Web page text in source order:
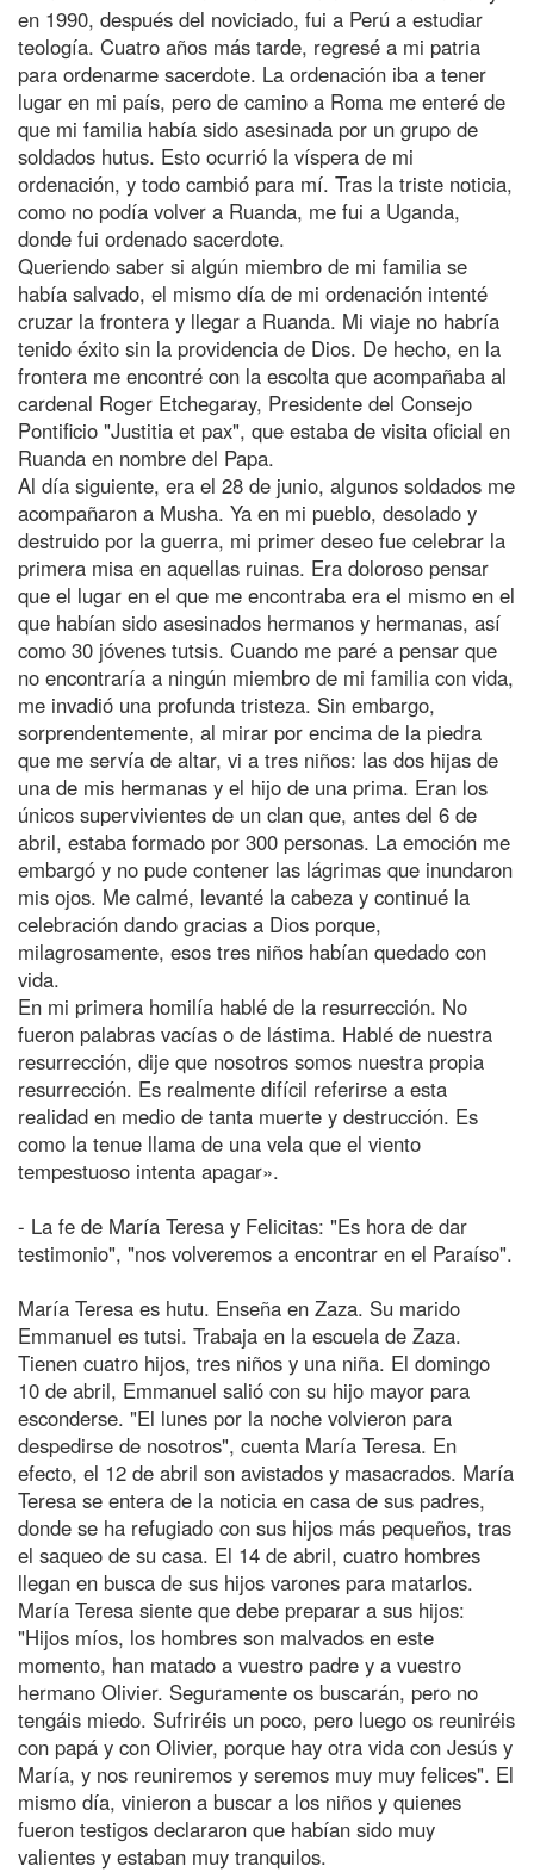
en 1990, después del noviciado, fui a Perú a estudiar
teología. Cuatro años más tarde, regresé a mi patria
para ordenarme sacerdote. La ordenación iba a tener
lugar en mi país, pero de camino a Roma me enteré de
que mi familia había sido asesinada por un grupo de
soldados hutus. Esto ocurrió la víspera de mi
ordenación, y todo cambió para mí. Tras la triste noticia,
como no podía volver a Ruanda, me fui a Uganda,
donde fui ordenado sacerdote.
Queriendo saber si algún miembro de mi familia se
había salvado, el mismo día de mi ordenación intenté
cruzar la frontera y llegar a Ruanda. Mi viaje no habría
tenido éxito sin la providencia de Dios. De hecho, en la
frontera me encontré con la escolta que acompañaba al
cardenal Roger Etchegaray, Presidente del Consejo
Pontificio "Justitia et pax", que estaba de visita oficial en
Ruanda en nombre del Papa.
Al día siguiente, era el 28 de junio, algunos soldados me
acompañaron a Musha. Ya en mi pueblo, desolado y
destruido por la guerra, mi primer deseo fue celebrar la
primera misa en aquellas ruinas. Era doloroso pensar
que el lugar en el que me encontraba era el mismo en el
que habían sido asesinados hermanos y hermanas, así
como 30 jóvenes tutsis. Cuando me paré a pensar que
no encontraría a ningún miembro de mi familia con vida,
me invadió una profunda tristeza. Sin embargo,
sorprendentemente, al mirar por encima de la piedra
que me servía de altar, vi a tres niños: las dos hijas de
una de mis hermanas y el hijo de una prima. Eran los
únicos supervivientes de un clan que, antes del 6 de
abril, estaba formado por 300 personas. La emoción me
embargó y no pude contener las lágrimas que inundaron
mis ojos. Me calmé, levanté la cabeza y continué la
celebración dando gracias a Dios porque,
milagrosamente, esos tres niños habían quedado con
vida.
En mi primera homilía hablé de la resurrección. No
fueron palabras vacías o de lástima. Hablé de nuestra
resurrección, dije que nosotros somos nuestra propia
resurrección. Es realmente difícil referirse a esta
realidad en medio de tanta muerte y destrucción. Es
como la tenue llama de una vela que el viento
tempestuoso intenta apagar».
- La fe de María Teresa y Felicitas: "Es hora de dar
testimonio", "nos volveremos a encontrar en el Paraíso".
María Teresa es hutu. Enseña en Zaza. Su marido
Emmanuel es tutsi. Trabaja en la escuela de Zaza.
Tienen cuatro hijos, tres niños y una niña. El domingo
10 de abril, Emmanuel salió con su hijo mayor para
esconderse. "El lunes por la noche volvieron para
despedirse de nosotros", cuenta María Teresa. En
efecto, el 12 de abril son avistados y masacrados. María
Teresa se entera de la noticia en casa de sus padres,
donde se ha refugiado con sus hijos más pequeños, tras
el saqueo de su casa. El 14 de abril, cuatro hombres
llegan en busca de sus hijos varones para matarlos.
María Teresa siente que debe preparar a sus hijos:
"Hijos míos, los hombres son malvados en este
momento, han matado a vuestro padre y a vuestro
hermano Olivier. Seguramente os buscarán, pero no
tengáis miedo. Sufriréis un poco, pero luego os reuniréis
con papá y con Olivier, porque hay otra vida con Jesús y
María, y nos reuniremos y seremos muy muy felices". El
mismo día, vinieron a buscar a los niños y quienes
fueron testigos declararon que habían sido muy
valientes y estaban muy tranquilos.